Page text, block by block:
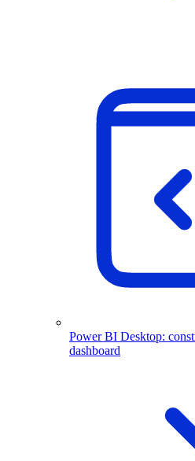
Power BI Desktop:
dashboard